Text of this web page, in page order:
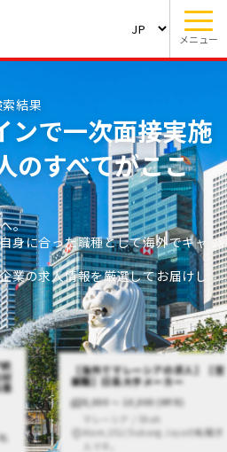
メニュー
結果
ンで一次面接実施
のすべてがここ
。
身に合った職種として海外でキャ
業の求人情報を厳選してお届けし
【海外でマレーシアの求人】【営
業職】日系大手メーカー
8,000 〜 10,000 (MYR)
マレーシア / Shah
Alam,USJ/Subang Jayaの転職求
人です。